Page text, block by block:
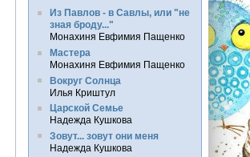
Из Павлов - в Савлы, или "не
зная броду..."
Монахиня Евфимия Пащенко
Мастера
Монахиня Евфимия Пащенко
Вокруг Солнца
Илья Криштул
Царской Семье
Надежда Кушкова
Зовут... зовут они меня
Надежда Кушкова